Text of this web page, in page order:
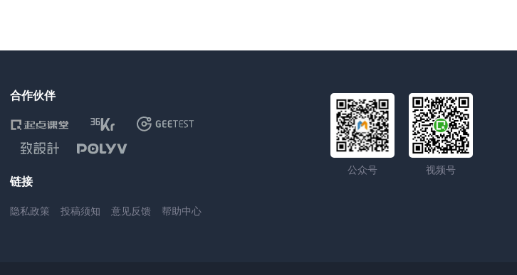
合作伙伴
链接
隐私政策 投稿须知 意见反馈 帮助中心
公众号 视频号